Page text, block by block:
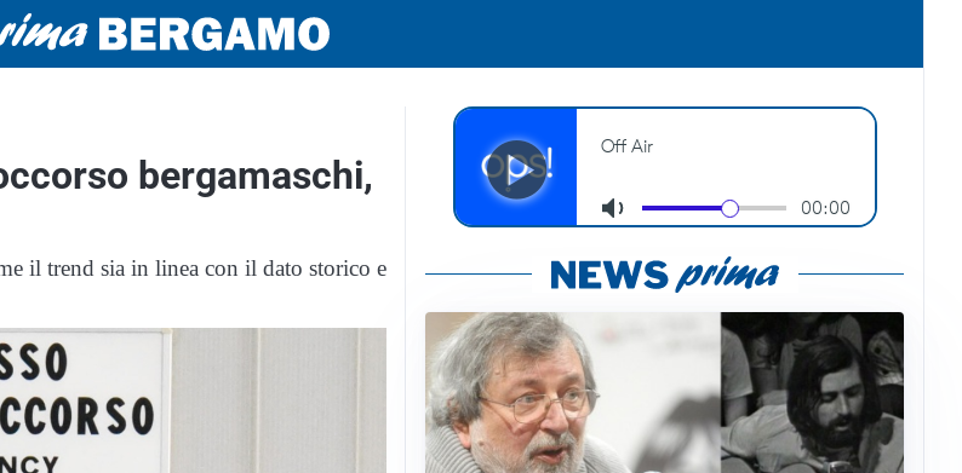
bergamaschi,
il trend sia in linea con il dato storico e